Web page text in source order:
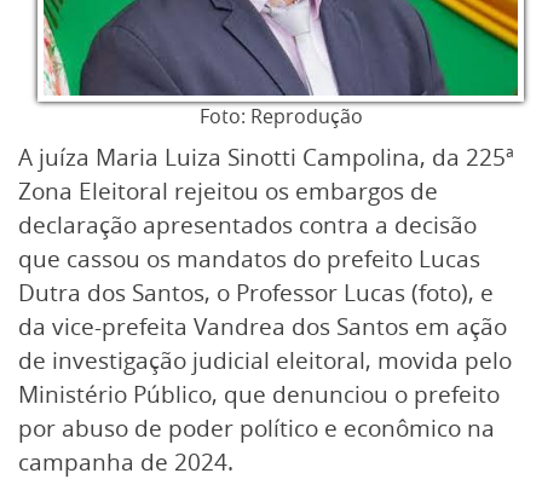
Foto: Reprodução
A juíza Maria Luiza Sinotti Campolina, da 225ª
Zona Eleitoral rejeitou os embargos de
declaração apresentados contra a decisão
que cassou os mandatos do prefeito Lucas
Dutra dos Santos, o Professor Lucas (foto), e
da vice-prefeita Vandrea dos Santos em ação
de investigação judicial eleitoral, movida pelo
Ministério Público, que denunciou o prefeito
por abuso de poder político e econômico na
campanha de 2024.